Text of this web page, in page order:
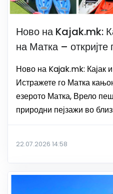
Ново на Kajak.mk:
на Матка –
Ново на Kajak.mk: Кајак
Истражете го Матка
езерото Матка, Врело
природни пејзажи во
22.07.2026 14:58